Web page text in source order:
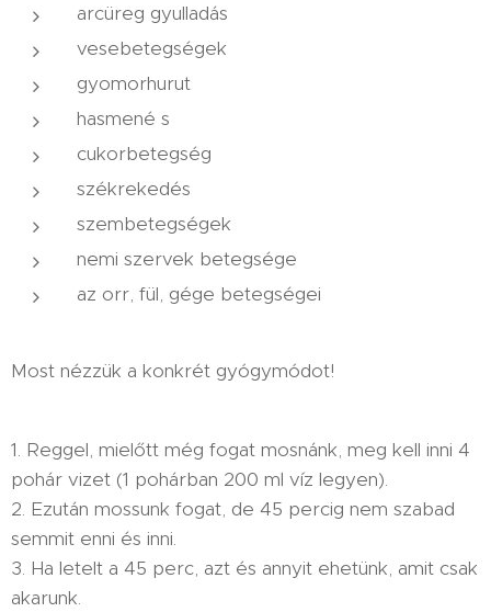
arcüreg gyulladás
vesebetegségek
gyomorhurut
hasmené s
cukorbetegség
székrekedés
szembetegségek
nemi szervek betegsége
az orr, fül, gége betegségei
Most nézzük a konkrét gyógymódot!
1. Reggel, mielőtt még fogat mosnánk, meg kell inni 4
pohár vizet (1 pohárban 200 ml víz legyen).
2. Ezután mossunk fogat, de 45 percig nem szabad
semmit enni és inni.
3. Ha letelt a 45 perc, azt és annyit ehetünk, amit csak
akarunk.